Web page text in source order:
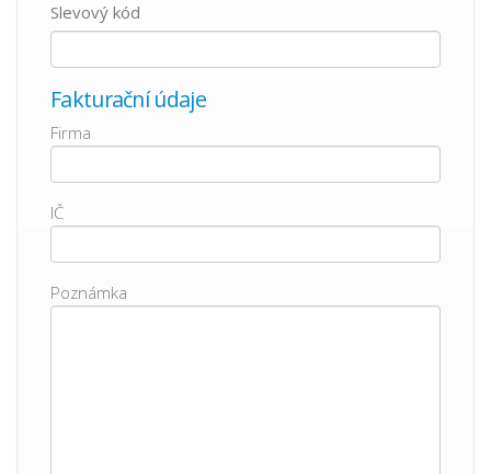
Slevový kód
Fakturační údaje
Firma
IČ
Poznámka